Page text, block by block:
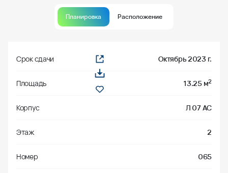
Планировка Расположение
Срок сдачи Октябрь 2023 г.
Площадь 13.25 м2
Корпус Л 07 АС
Этаж 2
Номер 065